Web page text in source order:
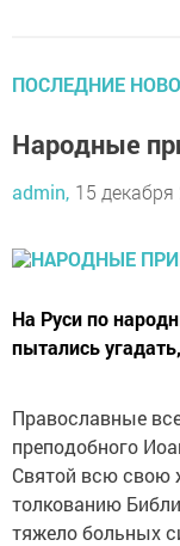
ПОСЛЕДНИЕ
Народные
admin, 15
На Руси по
пытались
Православные
преподобного
Святой всю свою
толкованию
тяжело больных